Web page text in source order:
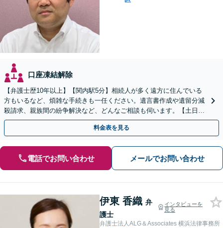
口座凍結解除
【弁護士歴10年以上】【関内駅5分】相続人が多く遠方に住んでいる
方もいるなど、煩雑な手続きも一任ください。遺言書作成や遺留分減
殺請求、親族間の紛争解決など、どんなご相談も伺います。【土日対
応可能】【子連れ相談可】
料金表を見る
電話でお問い合わせ メールでお問い合わせ
伊東 香織 弁
護士
インタビューを
見る
弁護士法人ALG＆Associates 横浜法律事務所